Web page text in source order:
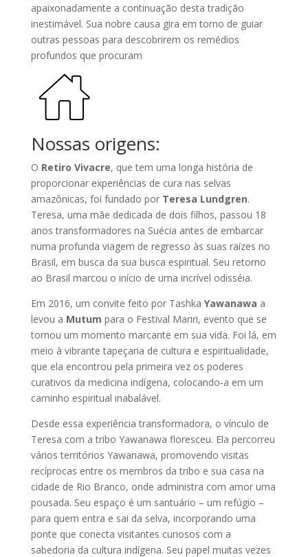
apaixonadamente a continuação desta tradição
inestimável. Sua nobre causa gira em torno de guiar
outras pessoas para descobrirem os remédios
profundos que procuram
Nossas origens:
O Retiro Vivacre, que tem uma longa história de
proporcionar experiências de cura nas selvas
amazônicas, foi fundado por Teresa Lundgren.
Teresa, uma mãe dedicada de dois filhos, passou 18
anos transformadores na Suécia antes de embarcar
numa profunda viagem de regresso às suas raízes no
Brasil, em busca da sua busca espiritual. Seu retorno
ao Brasil marcou o início de uma incrível odisséia.
Em 2016, um convite feito por Tashka Yawanawa a
levou a Mutum para o Festival Mariri, evento que se
tornou um momento marcante em sua vida. Foi lá, em
meio à vibrante tapeçaria de cultura e espiritualidade,
que ela encontrou pela primeira vez os poderes
curativos da medicina indígena, colocando-a em um
caminho espiritual inabalável.
Desde essa experiência transformadora, o vínculo de
Teresa com a tribo Yawanawa floresceu. Ela percorreu
vários territórios Yawanawa, promovendo visitas
recíprocas entre os membros da tribo e sua casa na
cidade de Rio Branco, onde administra com amor uma
pousada. Seu espaço é um santuário – um refúgio –
para quem entra e sai da selva, incorporando uma
ponte que conecta visitantes curiosos com a
sabedoria da cultura indígena. Seu papel muitas vezes